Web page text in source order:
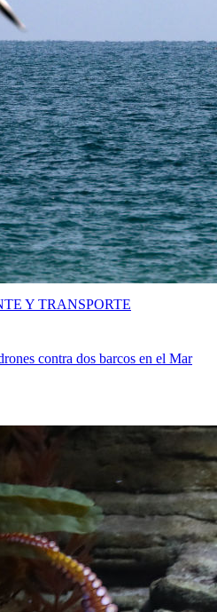
contra dos barcos en el Mar
Y TRANSPORTE